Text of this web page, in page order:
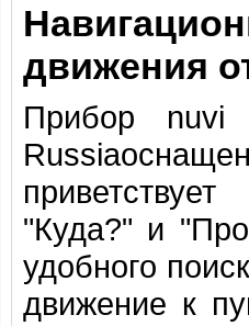
движения
Прибор nuvi
"Куда?" и
удобного
движение к